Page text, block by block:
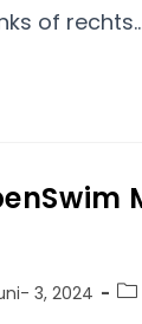
of
3, 2024